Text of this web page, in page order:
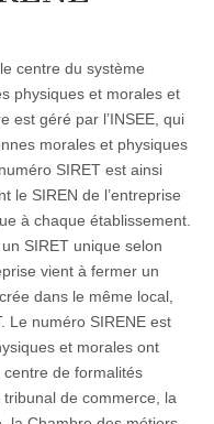
centre du système
physiques et morales et
est géré par l’INSEE, qui
morales et physiques
SIRET est ainsi
le SIREN de l’entreprise
à chaque établissement.
SIRET unique selon
vient à fermer un
dans le même local,
Le numéro SIRENE est
et morales ont
de formalités
de commerce, la